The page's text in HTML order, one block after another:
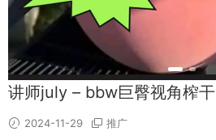
讲师july – bbw巨臀视角榨干
2024-11-29 推广